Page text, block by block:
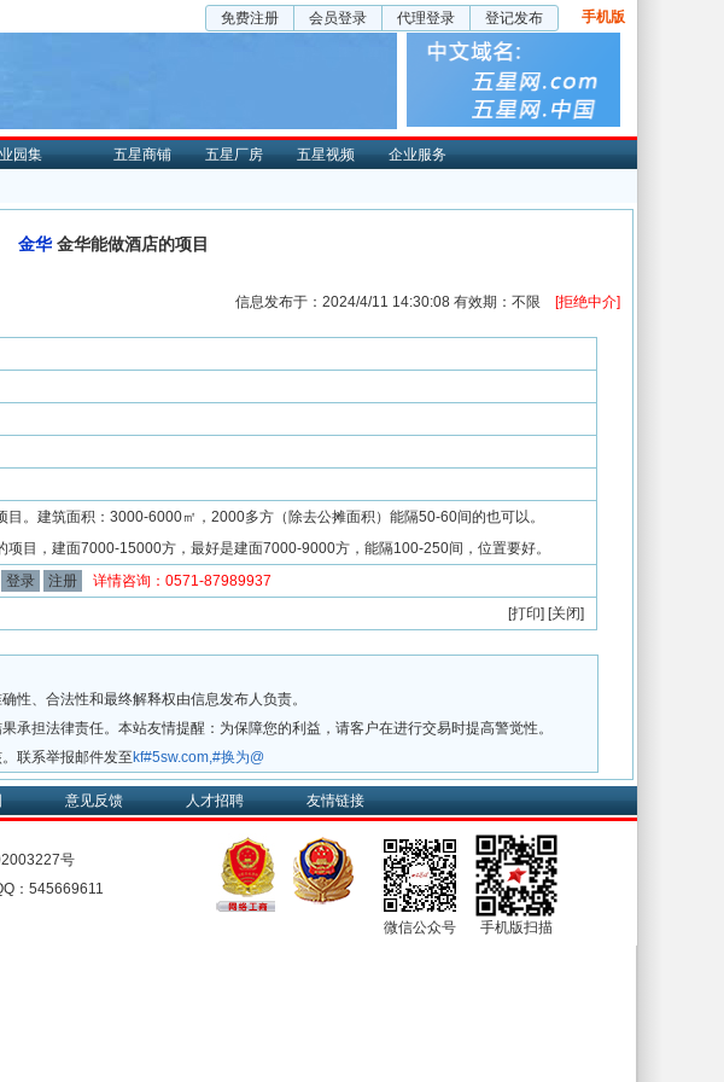
免费注册 会员登录 代理登录 登记发布 手机版
园集 五星商铺 五星厂房 五星视频
企业服务
金华金华能做酒店的项目
信息发布于：2024/4/11 14:30:08 有效期：不限 [拒绝中介]
目。建筑面积：3000-6000㎡，2000多方（除去公摊面积）能隔50-60间的也可以。
项目，建面7000-15000方，最好是建面7000-9000方，能隔100-250间，位置要好。
登录 注册
详情咨询：0571-87989937
[打印] [关闭]
性、合法性和最终解释权由信息发布人负责。
承担法律责任。本站友情提醒：为保障您的利益，请客户在进行交易时提高警觉性。
联系举报邮件发至 kf#5sw.com,#换为@
意见反馈 人才招聘 友情链接
号
：545669611
微信公众号 手机版扫描